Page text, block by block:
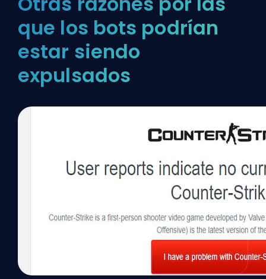
que los bots podrían
estar siendo
expulsados